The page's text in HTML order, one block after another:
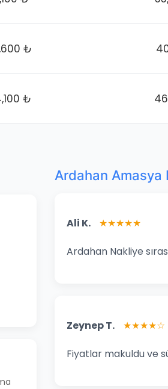
₺
₺
Ardahan Amasya
Ali K. ★★★★★
Ardahan Nakliye
Zeynep T. ★★★★☆
Fiyatlar makuldu ve